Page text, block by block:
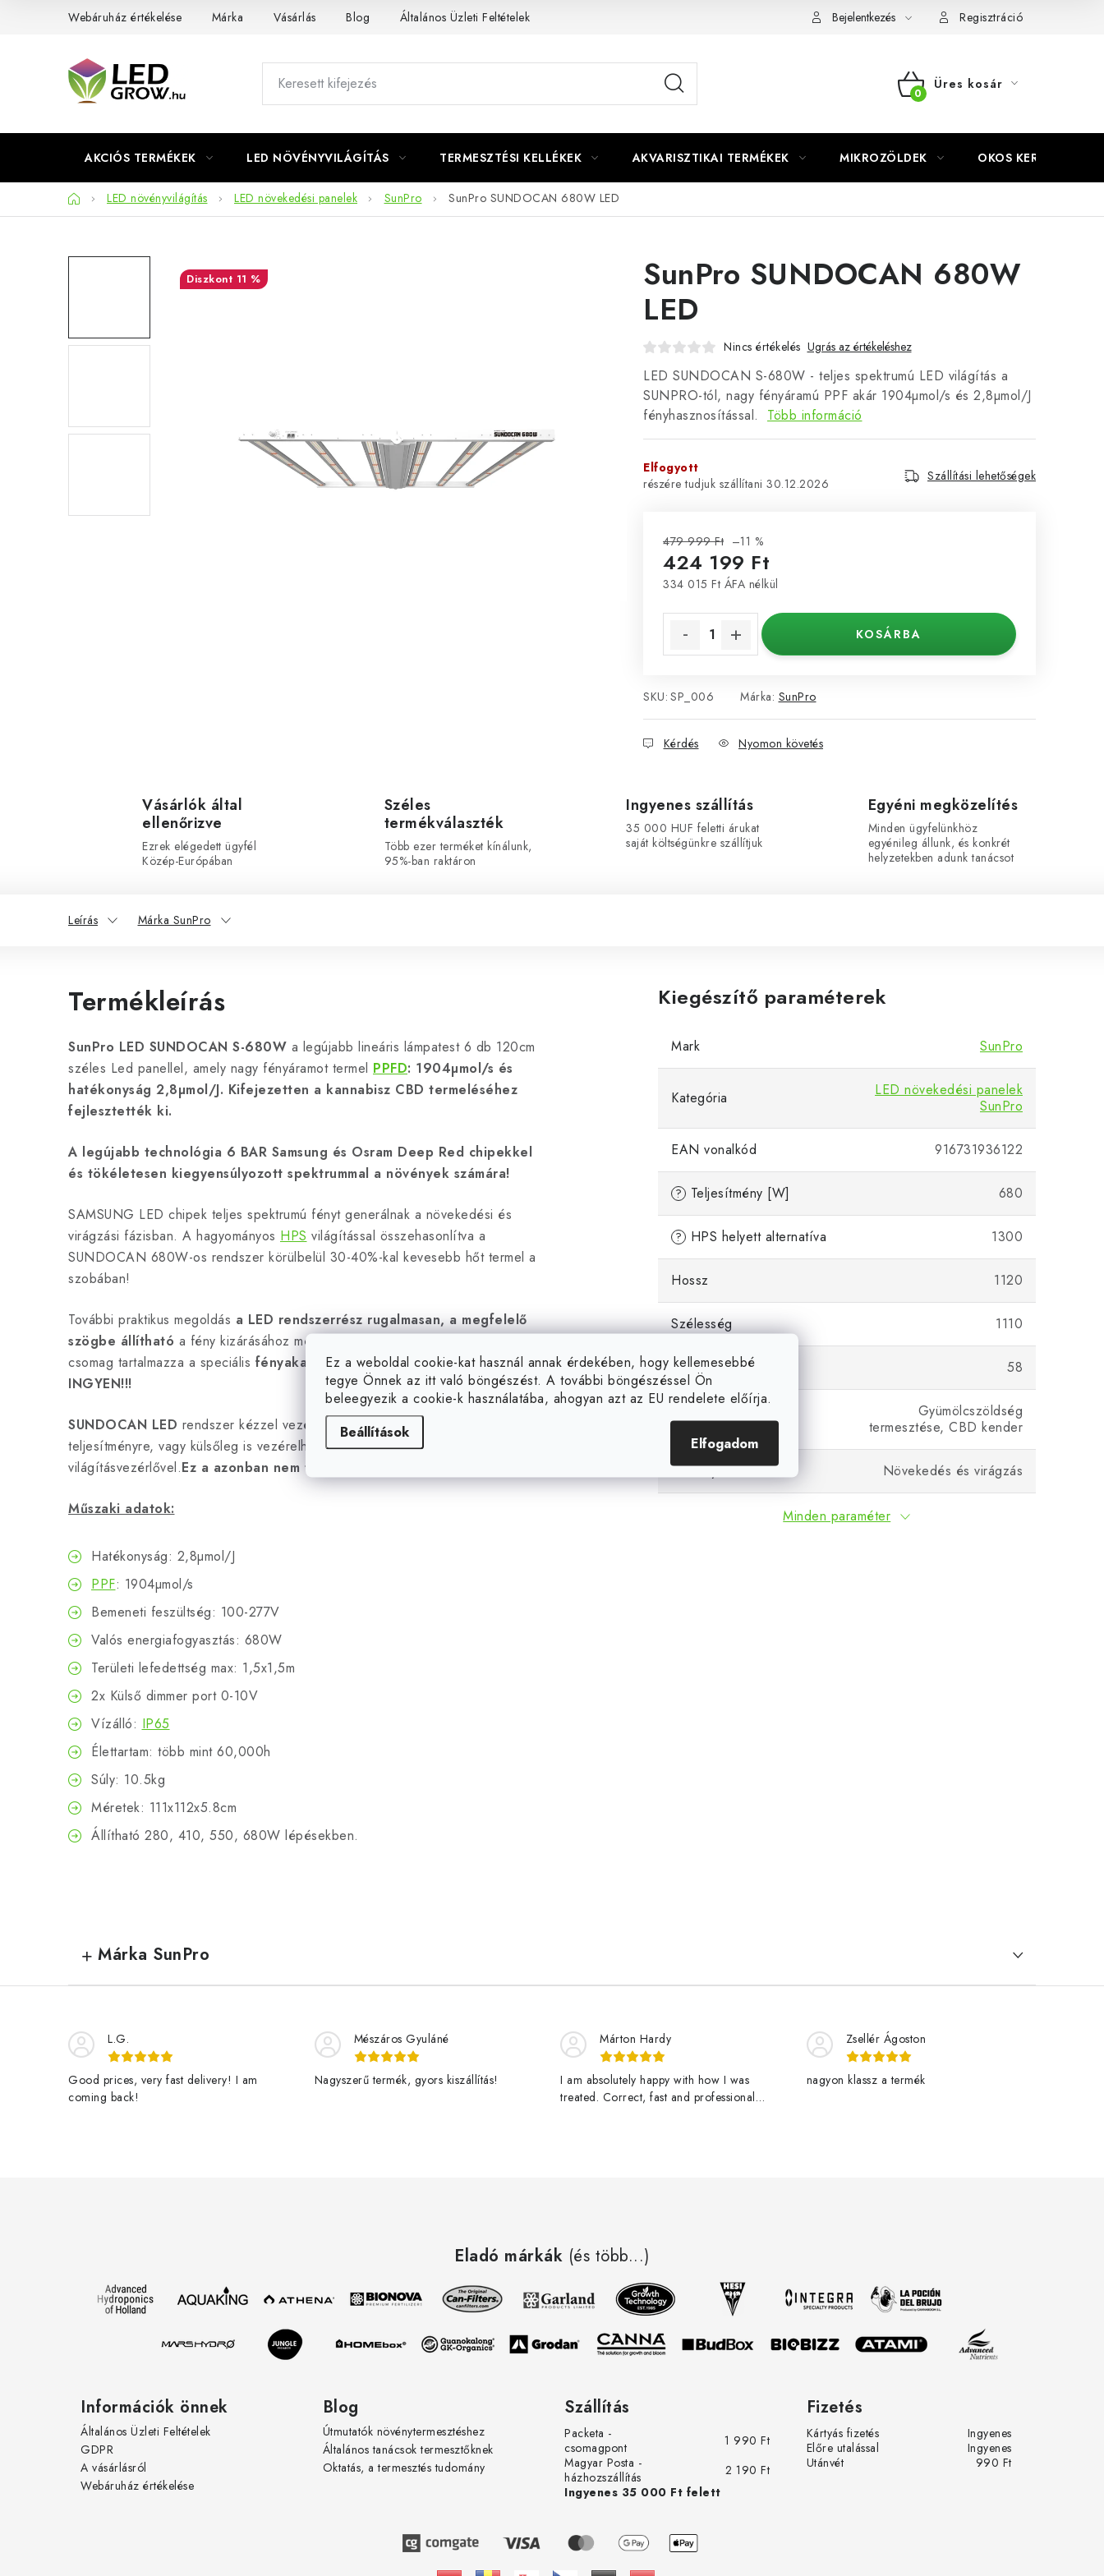
Ez a weboldal cookie-kat használ annak érdekében, hogy kellemesebbé
tegye Önnek az itt való böngészést. A további böngészéssel Ön
beleegyezik a cookie-k használatába, ahogyan azt az EU rendelete előírja.
Beállítások
Elfogadom
Webáruház értékelése Márka Vásárlás Blog Általános Üzleti Feltételek Bejelentkezés Regisztráció
KOSÁR
Üres kosár
AKCIÓS TERMÉKEK LED NÖVÉNYVILÁGÍTÁS TERMESZTÉSI KELLÉKEK AKVARISZTIKAI TERMÉKEK MIKROZÖLDEK OKOS KERT
KezdőlapLED növényvilágítás LED növekedési panelek SunPro SunPro SUNDOCAN 680W LED
SunPro SUNDOCAN 680W
LED
Nincs értékelés Ugrás az értékeléshez
LED SUNDOCAN S-680W - teljes spektrumú LED világítás a
SUNPRO-tól, nagy fényáramú PPF akár 1904µmol/s és 2,8µmol/J
fényhasznosítással.
Több információ
Elfogyott
30.12.2026
Szállítási lehetőségek
479 999 Ft –11 %
424 199 Ft
334 015 Ft ÁFA nélkül
KOSÁRBA
SKU: SP_006 Márka: SunPro
Kérdés Nyomon követés
11 %
Vásárlók által
ellenőrizve
Ezrek elégedett ügyfél
Közép-Európában
Széles
termékválaszték
Több ezer terméket kínálunk,
95%-ban raktáron
Ingyenes szállítás
35 000 HUF feletti árukat
saját költségünkre szállítjuk
Egyéni megközelítés
Minden ügyfelünkhöz
egyénileg állunk, és konkrét
helyzetekben adunk tanácsot
Leírás Márka SunPro
Termékleírás
SunPro LED SUNDOCAN S-680W a legújabb lineáris lámpatest 6 db 120cm
széles Led panellel, amely nagy fényáramot termel PPFD: 1904µmol/s és
hatékonyság 2,8µmol/J. Kifejezetten a kannabisz CBD termeléséhez
fejlesztették ki.
A legújabb technológia 6 BAR Samsung és Osram Deep Red chipekkel
és tökéletesen kiegyensúlyozott spektrummal a növények számára!
SAMSUNG LED chipek teljes spektrumú fényt generálnak a növekedési és
virágzási fázisban. A hagyományos HPS világítással összehasonlítva a
SUNDOCAN 680W-os rendszer körülbelül 30-40%-kal kevesebb hőt termel a
szobában!
További praktikus megoldás a LED rendszerrész rugalmasan, a megfelelő
szögbe állítható a fény kizárásához még a termesztőszoba oldalain is. A
csomag tartalmazza a speciális fényakasztókat is 2x2db(teherbírás 65kg)
INGYEN!!!
SUNDOCAN LED rendszer kézzel vezérelhető
270, 410, 550 és 680W-os
teljesítményre, vagy külsőleg is vezérelhető egy speciális digitális
világításvezérlővel.Ez a azonban nem tartozék!
Műszaki adatok:
Hatékonyság: 2,8µmol/J
PPF: 1904µmol/s
Bemeneti feszültség: 100-277V
Valós energiafogyasztás: 680W
Területi lefedettség max: 1,5x1,5m
2x Külső dimmer port 0-10V
Vízálló: IP65
Élettartam: több mint 60,000h
Súly: 10.5kg
Méretek: 111x112x5.8cm
Állítható 280, 410, 550, 680W lépésekben.
Kiegészítő paraméterek
Mark SunPro
Kategória
LED növekedési panelek
SunPro
EAN vonalkód 916731936122
? Teljesítmény [W] 680
? HPS helyett alternatíva 1300
Hossz 1120
Szélesség 1110
Magasság 58
Használati cél
Gyümölcszöldség
termesztése, CBD kender
Növényi fázis Növekedés és virágzás
Minden paraméter
Márka SunPro
L.G.
Good prices, very fast delivery! I am
coming back!
Mészáros Gyuláné
Nagyszerű termék, gyors kiszállítás!
Márton Hardy
I am absolutely happy with how I was
treated. Correct, fast and professional
nak. Üdv. rgy elégedett vásárlótól és az
erőteljesen növekvő zöldségektől!
Zsellér Ágoston
nagyon klassz a termék
Eladó márkák (és több...)
Információk önnek
Általános Üzleti Feltételek
GDPR
A vásárlásról
Webáruház értékelése
Blog
Útmutatók növénytermesztéshez
Általános tanácsok termesztőknek
Oktatás, a termesztés tudomány
Szállítás
Packeta -
csomagpont
1 990 Ft
Magyar Posta -
házhozszállítás
2 190 Ft
Ingyenes 35 000 Ft felett
Fizetés
Kártyás fizetés
Ingyenes
Előre utalással
Ingyenes
Utánvét
990 Ft